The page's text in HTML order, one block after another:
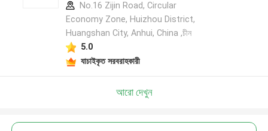
No.16 Zijin Road, Circular
Economy Zone, Huizhou District,
Huangshan City, Anhui, China ,চীন
5.0
যাচাইকৃত সরবরাহকারী
আরো দেখুন